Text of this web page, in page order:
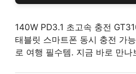
140W PD3.1 초고속 충전
태블릿 스마트폰 동시 충전 가
로 여행 필수템. 지금 바로 만나